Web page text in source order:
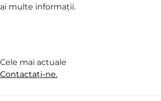
multe informații.
mai actuale
Contactați-ne.